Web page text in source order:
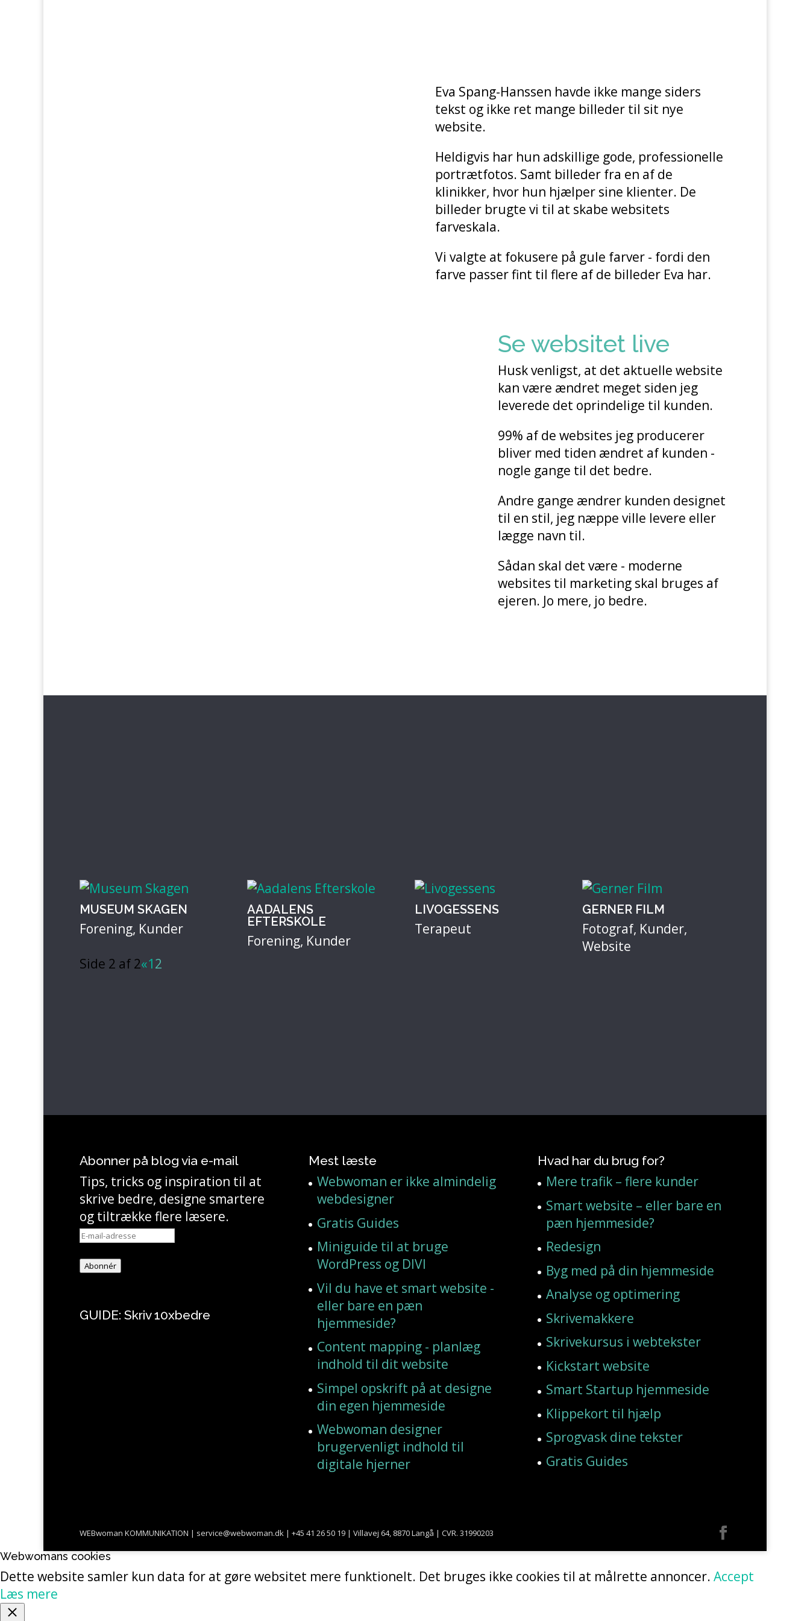
Eva Spang-Hanssen havde ikke mange siders
tekst og ikke ret mange billeder til sit nye
website.
Heldigvis har hun adskillige gode, professionelle
portrætfotos. Samt billeder fra en af de
klinikker, hvor hun hjælper sine klienter. De
billeder brugte vi til at skabe websitets
farveskala.
Vi valgte at fokusere på gule farver - fordi den
farve passer fint til flere af de billeder Eva har.
Se websitet live
Husk venligst, at det aktuelle website
kan være ændret meget siden jeg
leverede det oprindelige til kunden.
99% af de websites jeg producerer
bliver med tiden ændret af kunden -
nogle gange til det bedre.
Andre gange ændrer kunden designet
til en stil, jeg næppe ville levere eller
lægge navn til.
Sådan skal det være - moderne
websites til marketing skal bruges af
ejeren. Jo mere, jo bedre.
MUSEUM SKAGEN
Forening, Kunder
AADALENS
EFTERSKOLE
Forening, Kunder
LIVOGESSENS
Terapeut
GERNER FILM
Fotograf, Kunder,
Website
Side 2 af 2«12
Abonner på blog via e-mail
Tips, tricks og inspiration til at
skrive bedre, designe smartere
og tiltrække flere læsere.
E-
adresse
Abonnér
GUIDE: Skriv 10xbedre
Mest læste
Webwoman er ikke almindelig
webdesigner
Gratis Guides
Miniguide til at bruge
WordPress og DIVI
Vil du have et smart website -
eller bare en pæn
hjemmeside?
Content mapping - planlæg
indhold til dit website
Simpel opskrift på at designe
din egen hjemmeside
Webwoman designer
brugervenligt indhold til
digitale hjerner
Hvad har du brug for?
Mere trafik – flere kunder
Smart website – eller bare en
pæn hjemmeside?
Redesign
Byg med på din hjemmeside
Analyse og optimering
Skrivemakkere
Skrivekursus i webtekster
Kickstart website
Smart Startup hjemmeside
Klippekort til hjælp
Sprogvask dine tekster
Gratis Guides
WEBwoman KOMMUNIKATION | service@webwoman.dk | +45 41 26 50 19 | Villavej 64, 8870 Langå | CVR. 31990203
Webwomans cookies
Dette website samler kun data for at gøre websitet mere funktionelt. Det bruges ikke cookies til at målrette annoncer. Accept
Læs mere